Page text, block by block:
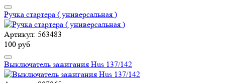
Ручка стартера ( универсальная )
Артикул: 563483
100 руб
Выключатель зажигания Hus 137/142